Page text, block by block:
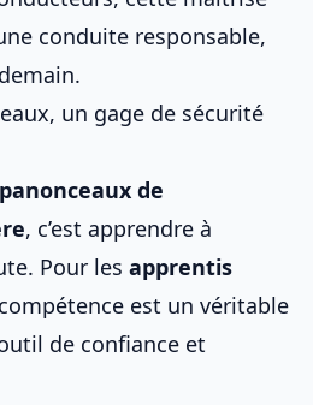
conduite responsable,
un gage de sécurité
panonceaux de
, c’est apprendre à
Pour les apprentis
est un véritable
de confiance et